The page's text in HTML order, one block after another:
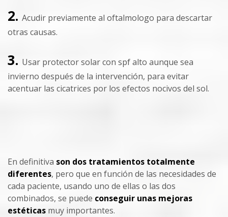
2. Acudir previamente al oftalmologo para descartar
otras causas.
3. Usar protector solar con spf alto aunque sea
invierno después de la intervención, para evitar
acentuar las cicatrices por los efectos nocivos del sol.
En definitiva son dos tratamientos totalmente
diferentes, pero que en función de las necesidades de
cada paciente, usando uno de ellas o las dos
combinados, se puede conseguir unas mejoras
estéticas muy importantes.